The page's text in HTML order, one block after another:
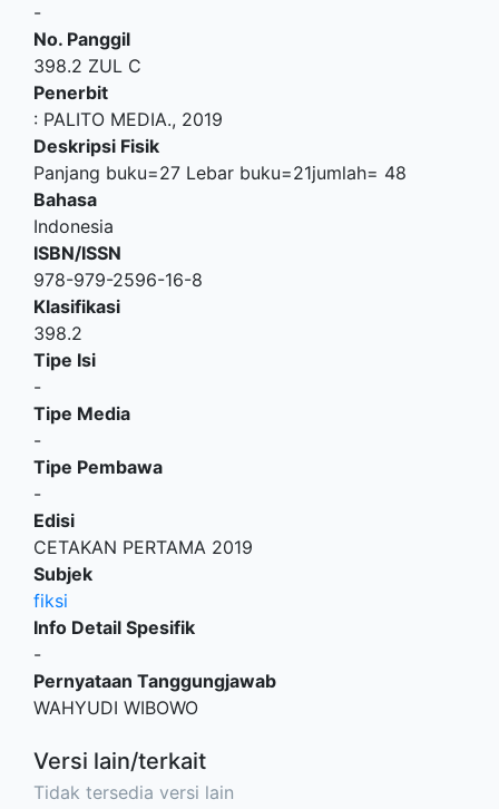
-
No. Panggil
398.2 ZUL C
Penerbit
: PALITO MEDIA., 2019
Deskripsi Fisik
Panjang buku=27 Lebar buku=21jumlah= 48
Bahasa
Indonesia
ISBN/ISSN
978-979-2596-16-8
Klasifikasi
398.2
Tipe Isi
-
Tipe Media
-
Tipe Pembawa
-
Edisi
CETAKAN PERTAMA 2019
Subjek
fiksi
Info Detail Spesifik
-
Pernyataan Tanggungjawab
WAHYUDI WIBOWO
Versi lain/terkait
Tidak tersedia versi lain